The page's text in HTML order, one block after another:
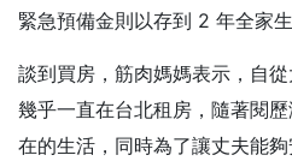
緊急預備金則以存到 2 年全家生
談到買房，筋肉媽媽表示，自
幾乎一直在台北租房，隨著閱
在的生活，同時為了讓丈夫能